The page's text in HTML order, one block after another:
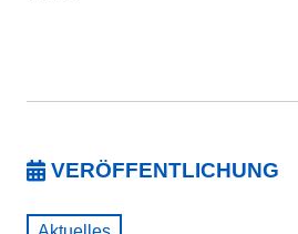
VERÖFFENTLICHUNG